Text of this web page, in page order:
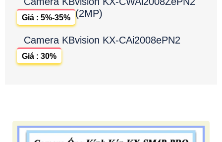
(2MP)
Giá : 5%-35%
Camera KBvision KX-CAi2008ePN2
Giá : 30%